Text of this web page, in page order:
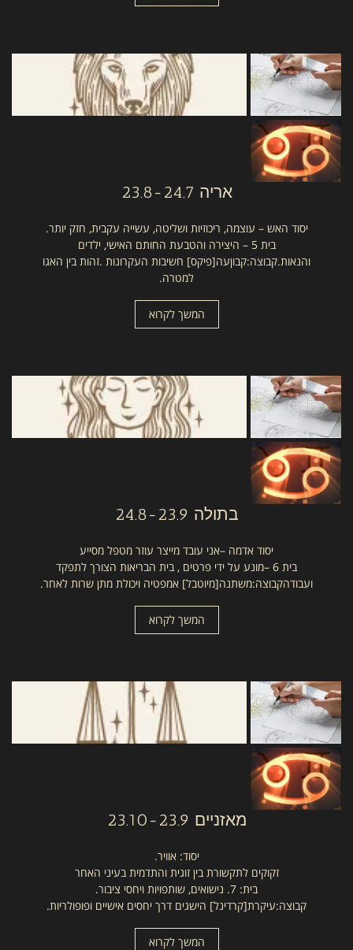
אריה 23.8-24.7
יסוד האש – עוצמה, ריכוזיות ושליטה, עשייה עקבית, חזק יותר.
בית 5 – היצירה והטבעת החותם האישי, ילדים
והנאות.קבוצה:קבוןעה[פיקס] חשיבות העקרונות .זהות בין האגו
למטרה.
המשך לקרוא
בתולה 24.8-23.9
יסוד אדמה –אני עובד מייצר עוזר מטפל מסייע
בית 6 –מונע על ידי פרטים , בית הבריאות הצורך לתפקד
ועבודהקבוצה:משתנה[מיוטבל] אמפטיה ויכולת מתן שרות לאחר.
המשך לקרוא
מאזניים 23.10-23.9
יסוד: אוויר.
זקוקים לתקשורת בין זוגית והתדמית בעיני האחר
בית: 7. נישואים, שותפויות ויחסי ציבור.
קבוצה:עיקרת[קרדינל] הישגים דרך יחסים אישיים ופופולריות.
המשך לקרוא